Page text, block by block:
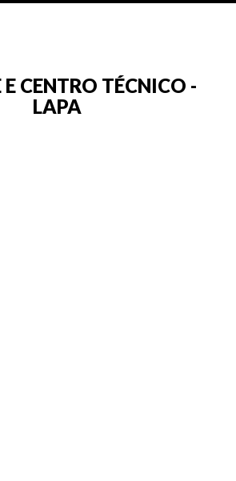
CENTRO TÉCNICO -
LAPA